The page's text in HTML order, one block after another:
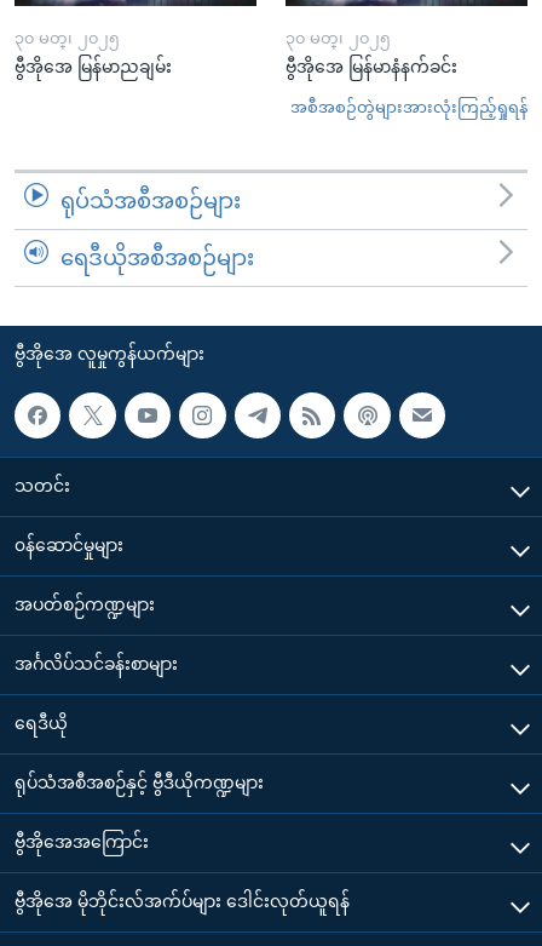
၃၀ မတ္၊ ၂၀၂၅
ဗွီအိုအေ မြန်မာညချမ်း
၃၀ မတ္၊ ၂၀၂၅
ဗွီအိုအေ မြန်မာနံနက်ခင်း
အစီအစဉ်တွဲများအားလုံးကြည့်ရှုရန်
ရုပ်သံအစီအစဉ်များ
ရေဒီယိုအစီအစဉ်များ
ဗွီအိုအေ လူမှုကွန်ယက်များ
သတင်း
၀န်ဆောင်မှုများ
အပတ်စဉ်ကဏ္ဍများ
အင်္ဂလိပ်သင်ခန်းစာများ
ရေဒီယို
ရုပ်သံအစီအစဉ်နှင့် ဗွီဒီယိုကဏ္ဍများ
ဗွီအိုအေအကြောင်း
ဗွီအိုအေ မိုဘိုင်းလ်အက်ပ်များ ဒေါင်းလုတ်ယူရန်